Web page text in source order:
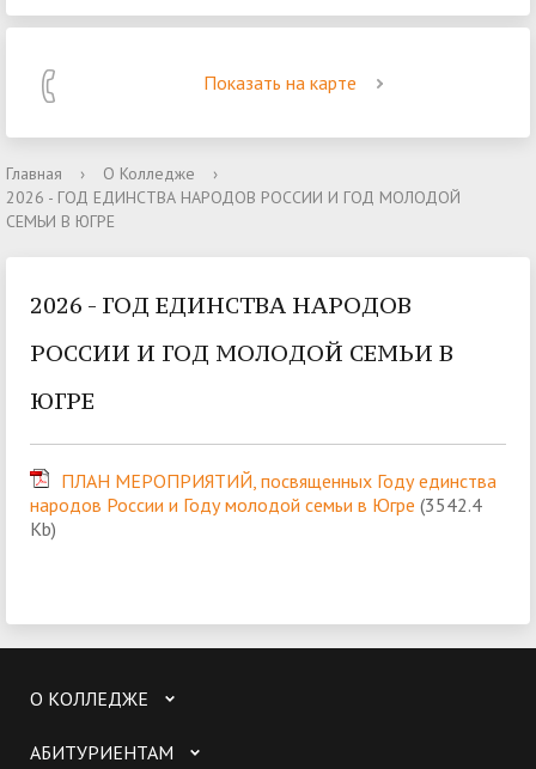
Показать на карте
Главная › О Колледже
›
2026 - ГОД ЕДИНСТВА НАРОДОВ РОССИИ И ГОД МОЛОДОЙ
СЕМЬИ В ЮГРЕ
2026 - ГОД ЕДИНСТВА НАРОДОВ
РОССИИ И ГОД МОЛОДОЙ СЕМЬИ В
ЮГРЕ
ПЛАН МЕРОПРИЯТИЙ, посвященных Году единства
народов России и Году молодой семьи в Югре (3542.4
Kb)
О КОЛЛЕДЖЕ
АБИТУРИЕНТАМ